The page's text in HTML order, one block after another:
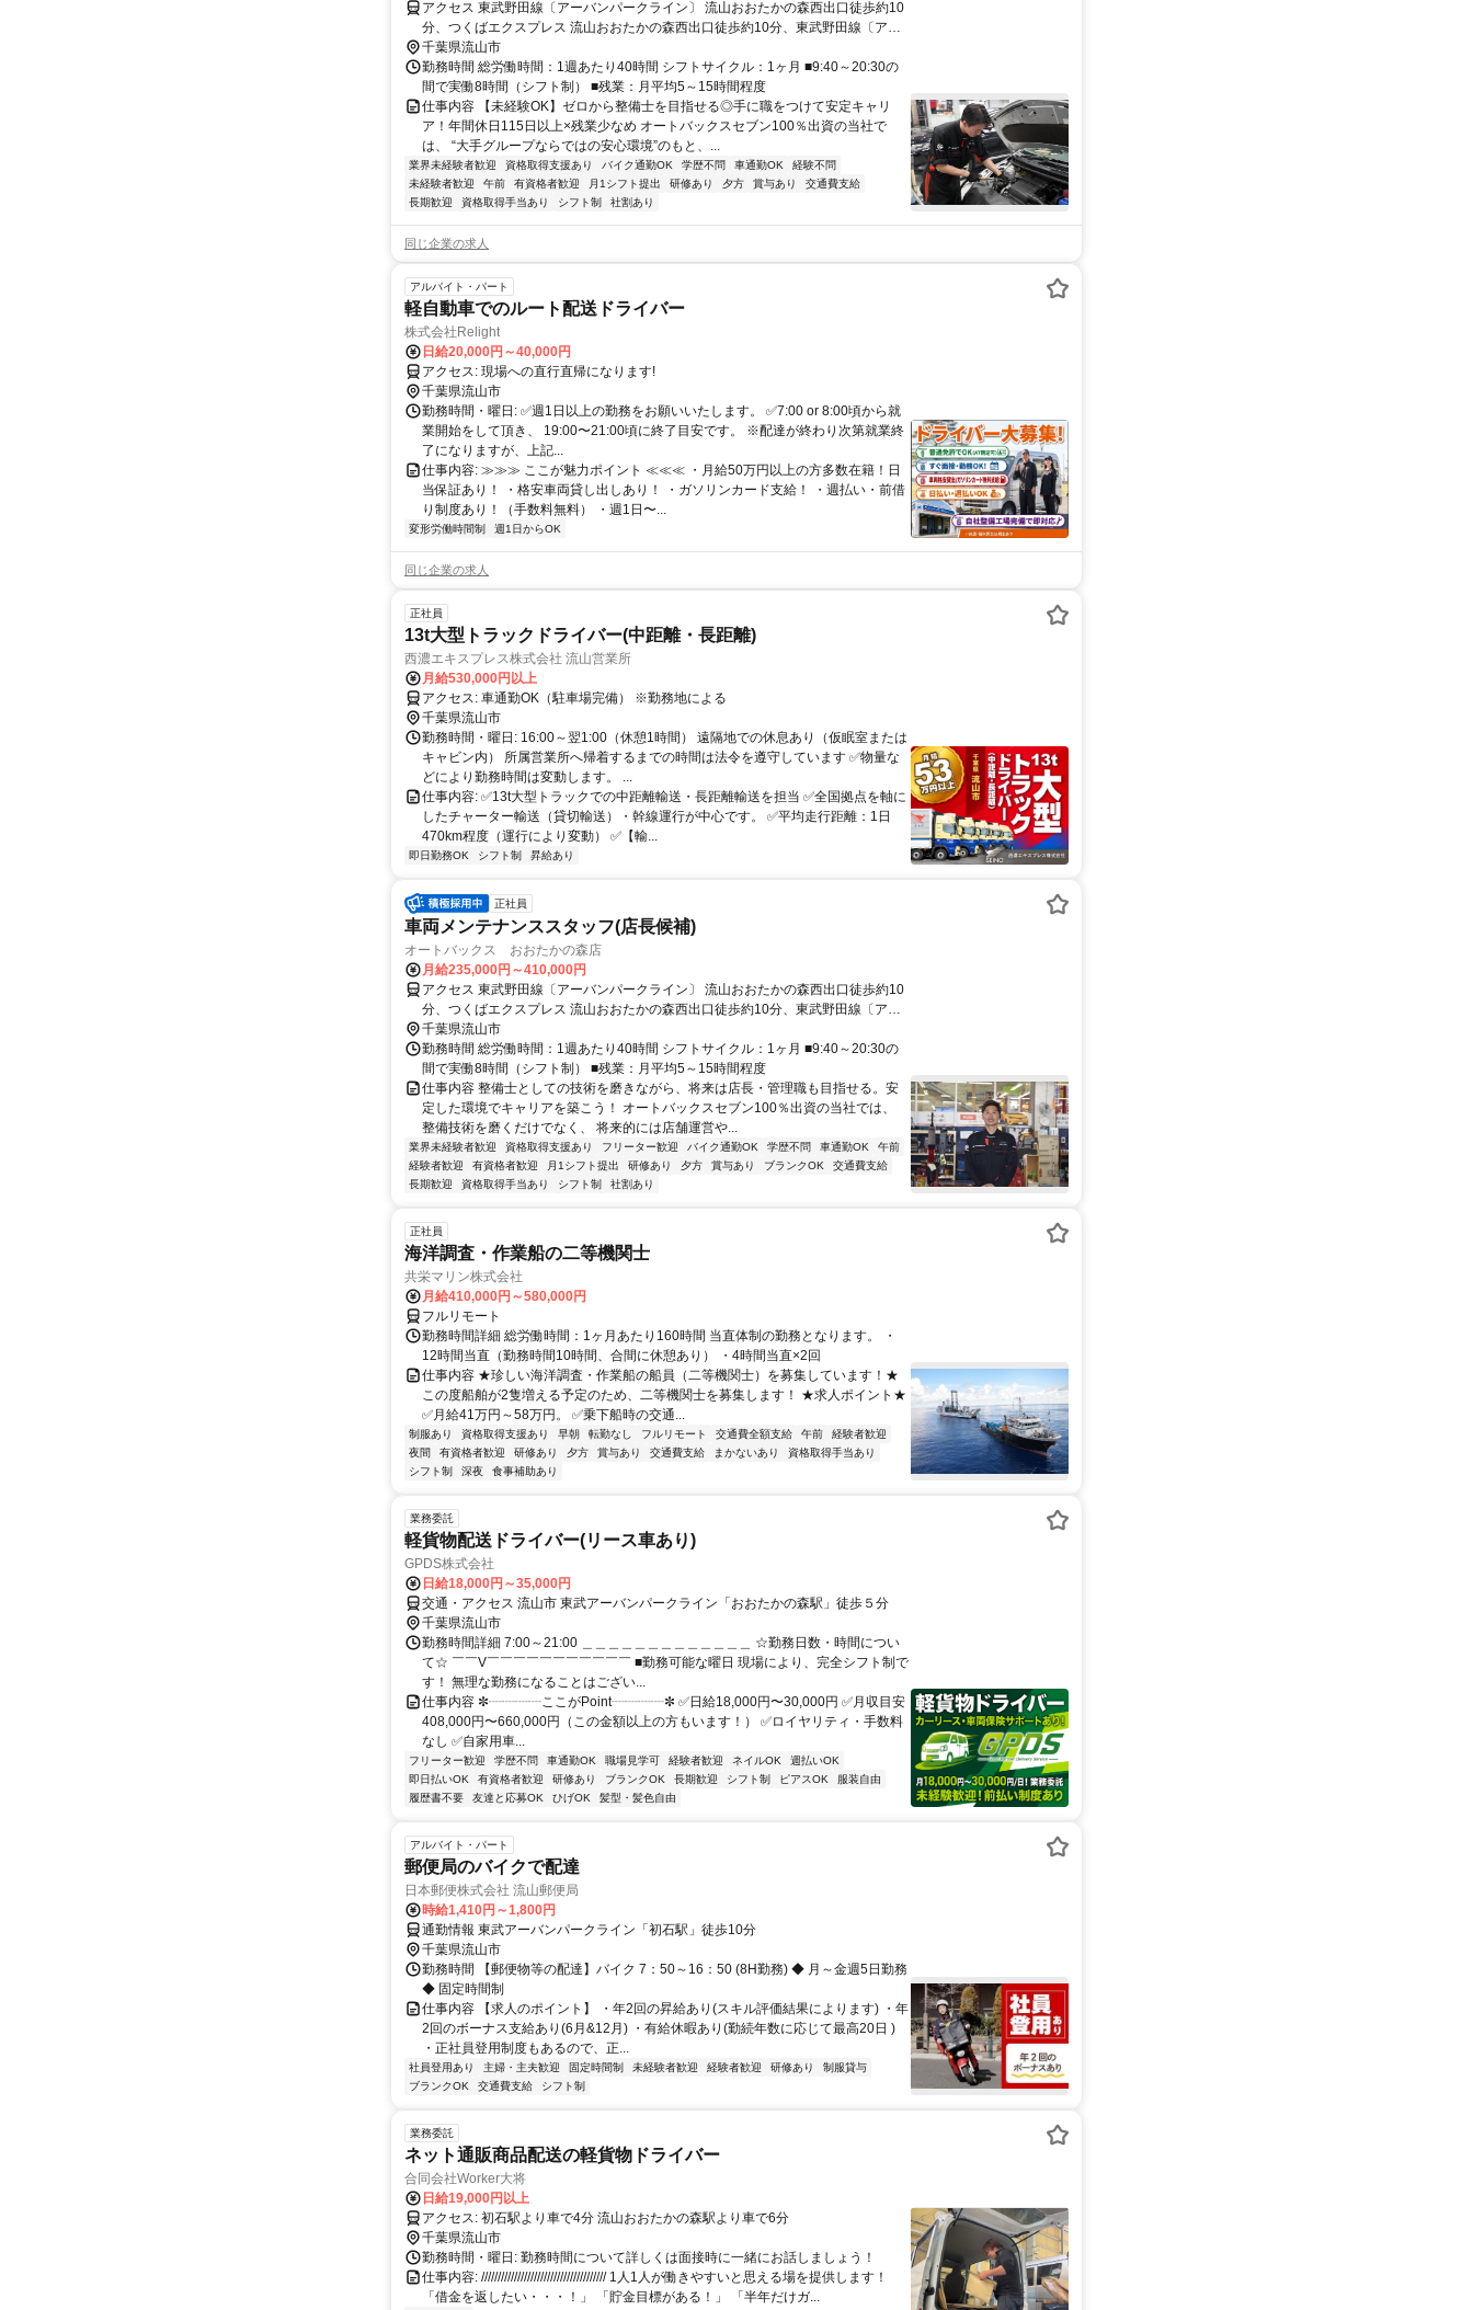
アクセス 東武野田線〔アーバンパークライン〕 流山おおたかの森西出口徒歩約10
分、つくばエクスプレス 流山おおたかの森西出口徒歩約10分、東武野田線〔アー
バンパークライン〕 初石西口徒歩約18分
千葉県流山市
勤務時間 総労働時間：1週あたり40時間 シフトサイクル：1ヶ月 ■9:40～20:30の
間で実働8時間（シフト制） ■残業：月平均5～15時間程度
仕事内容 【未経験OK】ゼロから整備士を目指せる◎手に職をつけて安定キャリ
ア！年間休日115日以上×残業少なめ オートバックスセブン100％出資の当社で
は、 “大手グループならではの安心環境”のもと、...
業界未経験者歓迎 資格取得支援あり バイク通勤OK 学歴不問 車通勤OK
経験不問
未経験者歓迎
午前 有資格者歓迎 月1シフト提出 研修あり 夕方 賞与あり
交通費支給
長期歓迎
資格取得手当あり シフト制 社割あり
同じ企業の求人
アルバイト・パート
軽自動車でのルート配送ドライバー
株式会社Relight
日給20,000円～40,000円
アクセス: 現場への直行直帰になります!
千葉県流山市
勤務時間・曜日: ✅週1日以上の勤務をお願いいたします。 ✅7:00 or 8:00頃から就
業開始をして頂き、 19:00〜21:00頃に終了目安です。 ※配達が終わり次第就業終
了になりますが、上記...
仕事内容: ≫≫≫ ここが魅力ポイント ≪≪≪ ・月給50万円以上の方多数在籍！日
当保証あり！ ・格安車両貸し出しあり！ ・ガソリンカード支給！ ・週払い・前借
り制度あり！（手数料無料） ・週1日〜...
変形労働時間制 週1日からOK
同じ企業の求人
正社員
13t大型トラックドライバー(中距離・長距離)
西濃エキスプレス株式会社 流山営業所
月給530,000円以上
アクセス: 車通勤OK（駐車場完備） ※勤務地による
千葉県流山市
勤務時間・曜日: 16:00～翌1:00（休憩1時間） 遠隔地での休息あり（仮眠室または
キャビン内） 所属営業所へ帰着するまでの時間は法令を遵守しています ✅物量な
どにより勤務時間は変動します。 ...
仕事内容: ✅13t大型トラックでの中距離輸送・長距離輸送を担当 ✅全国拠点を軸に
したチャーター輸送（貸切輸送）・幹線運行が中心です。 ✅平均走行距離：1日
470km程度（運行により変動） ✅【輸...
即日勤務OK シフト制 昇給あり
正社員
車両メンテナンススタッフ(店長候補)
オートバックス おおたかの森店
月給235,000円～410,000円
アクセス 東武野田線〔アーバンパークライン〕 流山おおたかの森西出口徒歩約10
分、つくばエクスプレス 流山おおたかの森西出口徒歩約10分、東武野田線〔アー
バンパークライン〕 初石西口徒歩約18分
千葉県流山市
勤務時間 総労働時間：1週あたり40時間 シフトサイクル：1ヶ月 ■9:40～20:30の
間で実働8時間（シフト制） ■残業：月平均5～15時間程度
仕事内容 整備士としての技術を磨きながら、将来は店長・管理職も目指せる。安
定した環境でキャリアを築こう！ オートバックスセブン100％出資の当社では、
整備技術を磨くだけでなく、 将来的には店舗運営や...
業界未経験者歓迎 資格取得支援あり フリーター歓迎 バイク通勤OK 学歴不問 車通勤OK
午前
経験者歓迎
有資格者歓迎 月1シフト提出 研修あり 夕方 賞与あり ブランクOK
交通費支給
長期歓迎
資格取得手当あり シフト制 社割あり
正社員
海洋調査・作業船の二等機関士
共栄マリン株式会社
月給410,000円～580,000円
フルリモート
勤務時間詳細 総労働時間：1ヶ月あたり160時間 当直体制の勤務となります。 ・
12時間当直（勤務時間10時間、合間に休憩あり） ・4時間当直×2回
仕事内容 ★珍しい海洋調査・作業船の船員（二等機関士）を募集しています！★
この度船舶が2隻増える予定のため、二等機関士を募集します！ ★求人ポイント★
✅月給41万円～58万円。 ✅乗下船時の交通...
制服あり 資格取得支援あり 早朝 転勤なし フルリモート 交通費全額支給 午前
経験者歓迎
夜間
有資格者歓迎 研修あり 夕方 賞与あり 交通費支給 まかないあり
資格取得手当あり
シフト制
深夜 食事補助あり
業務委託
軽貨物配送ドライバー(リース車あり)
GPDS株式会社
日給18,000円～35,000円
交通・アクセス 流山市 東武アーバンパークライン「おおたかの森駅」徒歩５分
千葉県流山市
勤務時間詳細 7:00～21:00 ＿＿＿＿＿＿＿＿＿＿＿＿＿ ☆勤務日数・時間につい
て☆ ￣￣V￣￣￣￣￣￣￣￣￣￣￣ ■勤務可能な曜日 現場により、完全シフト制で
す！ 無理な勤務になることはござい...
仕事内容 ✼┈┈┈┈ここがPoint┈┈┈┈✼ ✅日給18,000円〜30,000円 ✅月収目安
408,000円〜660,000円（この金額以上の方もいます！） ✅ロイヤリティ・手数料
なし ✅自家用車...
フリーター歓迎 学歴不問 車通勤OK 職場見学可 経験者歓迎 ネイルOK
週払いOK
即日払いOK
有資格者歓迎 研修あり ブランクOK 長期歓迎 シフト制 ピアスOK
服装自由
履歴書不要
友達と応募OK ひげOK 髪型・髪色自由
アルバイト・パート
郵便局のバイクで配達
日本郵便株式会社 流山郵便局
時給1,410円～1,800円
通勤情報 東武アーバンパークライン「初石駅」徒歩10分
千葉県流山市
勤務時間 【郵便物等の配達】バイク 7：50～16：50 (8H勤務) ◆ 月～金週5日勤務
◆ 固定時間制
仕事内容 【求人のポイント】 ・年2回の昇給あり(スキル評価結果によります) ・年
2回のボーナス支給あり(6月&12月) ・有給休暇あり(勤続年数に応じて最高20日 )
・正社員登用制度もあるので、正...
社員登用あり 主婦・主夫歓迎 固定時間制 未経験者歓迎 経験者歓迎 研修あり
制服貸与
ブランクOK
交通費支給 シフト制
業務委託
ネット通販商品配送の軽貨物ドライバー
合同会社Worker大将
日給19,000円以上
アクセス: 初石駅より車で4分 流山おおたかの森駅より車で6分
千葉県流山市
勤務時間・曜日: 勤務時間について詳しくは面接時に一緒にお話しましょう！
仕事内容: ////////////////////////////////////// 1人1人が働きやすいと思える場を提供します！
「借金を返したい・・・！」 「貯金目標がある！」 「半年だけガ...